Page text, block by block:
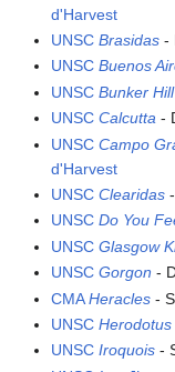
d'Harvest
UNSCBrasidas -
UNSCBuenos
UNSCBunker Hill
UNSCCalcutta -
UNSCCampo
d'Harvest
UNSCClearidas
UNSCDo You
UNSCGlasgow
UNSCGorgon -
CMAHeracles -
UNSCHerodotus
UNSCIroquois -